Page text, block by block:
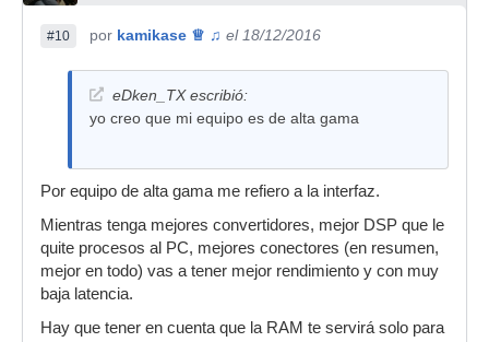
#10 por kamikase ♕ ♫ el 18/12/2016
eDken_TX escribió:
yo creo que mi equipo es de alta gama
Por equipo de alta gama me refiero a la interfaz.
Mientras tenga mejores convertidores, mejor DSP que le
quite procesos al PC, mejores conectores (en resumen,
mejor en todo) vas a tener mejor rendimiento y con muy
baja latencia.
Hay que tener en cuenta que la RAM te servirá solo para